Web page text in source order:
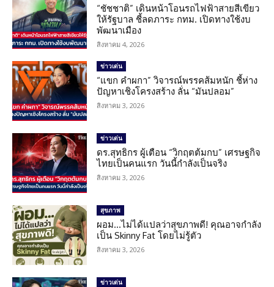
“ชัชชาติ” เดินหน้าโอนรถไฟฟ้าสายสีเขียว
ให้รัฐบาล ชี้ลดภาระ กทม. เปิดทางใช้งบ
พัฒนาเมือง
สิงหาคม 4, 2026
ข่าวเด่น
“แขก คำผกา” วิจารณ์พรรคส้มหนัก ชี้ห่าง
ปัญหาเชิงโครงสร้าง ลั่น “มันปลอม”
สิงหาคม 3, 2026
ข่าวเด่น
ดร.สุทธิกร ผู้เตือน “วิกฤตต้มกบ” เศรษฐกิจ
ไทยเป็นคนแรก วันนี้กำลังเป็นจริง
สิงหาคม 3, 2026
สุขภาพ
ผอม…ไม่ได้แปลว่าสุขภาพดี! คุณอาจกำลัง
เป็น Skinny Fat โดยไม่รู้ตัว
สิงหาคม 3, 2026
ข่าวเด่น